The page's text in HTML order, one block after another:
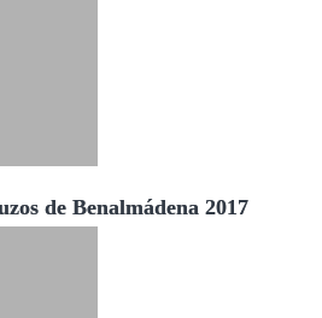
de Benalmádena 2017